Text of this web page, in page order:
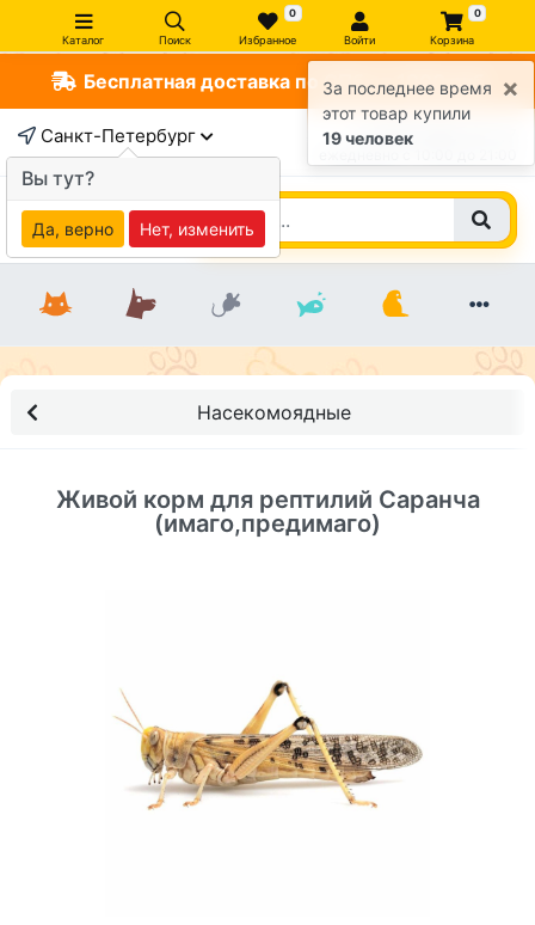
Каталог Поиск
0
Избранное Войти
0
Корзина
Бесплатная доставка по СПб от 1000 руб
Санкт-Петербург +7 (812) 363-47-17
Насекомоядные
Живой корм для рептилий Саранча
(имаго,предимаго)
×
За последнее время
этот товар купили
19 человек
Вы тут?
Да, верно Нет, изменить